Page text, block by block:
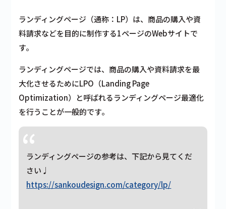
ランディングページ（通称：LP）は、商品の購入や資
料請求などを目的に制作する1ページのWebサイトで
す。
ランディングページでは、商品の購入や資料請求を最
大化させるためにLPO（Landing Page
Optimization）と呼ばれるランディングページ最適化
を行うことが一般的です。
ランディングページの参考は、下記から見てくだ
さい♩
https://sankoudesign.com/category/lp/